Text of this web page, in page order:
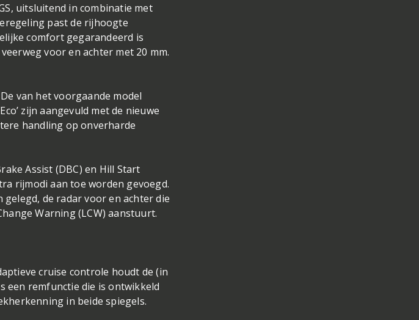
uitsluitend in combinatie met
past de rijhoogte
comfort gegarandeerd is
voor en achter met 20 mm.
van het voorgaande model
zijn aangevuld met de nieuwe
handling op onverharde
Assist (DBC) en Hill Start
rijmodi aan toe worden gevoegd.
de radar voor en achter die
Warning (LCW) aanstuurt.
cruise controle houdt de (in
een remfunctie die is ontwikkeld
in beide spiegels.